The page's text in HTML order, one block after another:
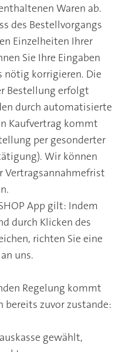
Waren ab.
des Bestellvorgangs
Einzelheiten Ihrer
Sie Ihre Eingaben
nötig korrigieren. Die
Bestellung erfolgt
durch automatisierte
Kaufvertrag kommt
per gesonderter
Wir können
Vertragsannahmefrist
App gilt: Indem
durch Klicken des
richten Sie eine
uns.
Regelung kommt
bereits zuvor zustande:
gewählt,